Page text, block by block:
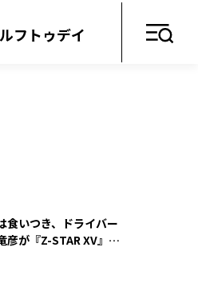
フトゥデイ
食いつき、ドライバー
彦が『Z-STAR XV』を